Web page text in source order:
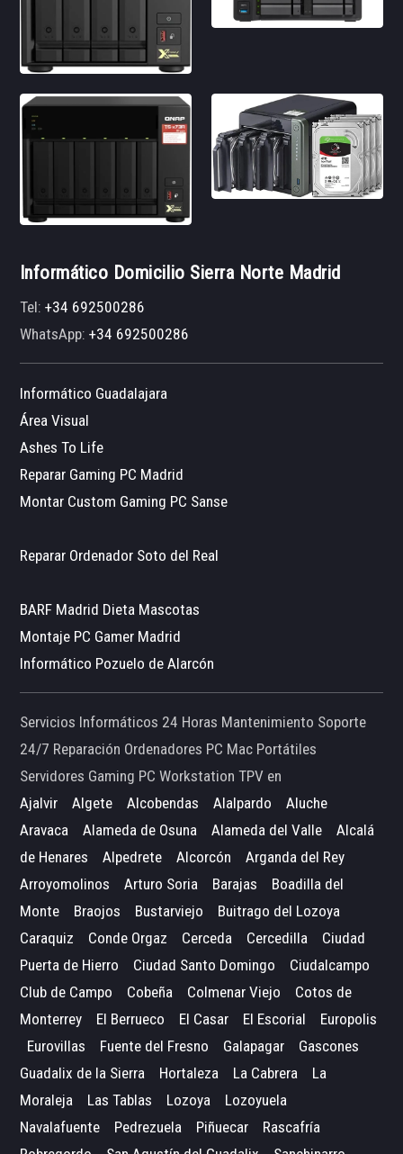
Informático Domicilio Sierra Norte Madrid
Tel:+34 692500286
WhatsApp:+34 692500286
Informático Guadalajara
Área Visual
Ashes To Life
Reparar Gaming PC Madrid
Montar Custom Gaming PC Sanse
Reparar Ordenador Soto del Real
BARF Madrid Dieta Mascotas
Montaje PC Gamer Madrid
Informático Pozuelo de Alarcón
Servicios Informáticos 24 Horas Mantenimiento Soporte
24/7 Reparación Ordenadores PC Mac Portátiles
Servidores Gaming PC Workstation TPV en
Ajalvir
Algete Alcobendas Alalpardo
Aluche
Aravaca
Alameda de Osuna Alameda del Valle
Alcalá
de Henares
Alpedrete Alcorcón
Arganda del Rey
Arroyomolinos
Arturo Soria Barajas
Boadilla del
Monte
Braojos Bustarviejo
Buitrago del Lozoya
Caraquiz
Conde Orgaz Cerceda Cercedilla
Ciudad
Puerta de Hierro
Ciudad Santo Domingo
Ciudalcampo
Club de Campo
Cobeña Colmenar Viejo
Cotos de
Monterrey
El Berrueco El Casar El Escorial
Europolis
Eurovillas
Fuente del Fresno Galapagar
Gascones
Guadalix de la Sierra
Hortaleza La Cabrera
La
Moraleja
Las Tablas Lozoya
Lozoyuela
Navalafuente
Pedrezuela Piñuecar
Rascafría